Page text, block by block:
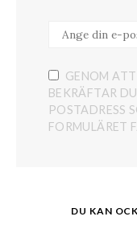
GENOM
BEKRÄFTAR
POSTADRESS
FORMULÄRET
DU KAN